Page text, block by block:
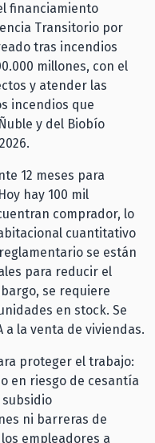
financiamiento
Transitorio por
tras incendios
millones, con el
y atender las
incendios que
y del Biobío
12 meses para
hay 100 mil
comprador, lo
cuantitativo
se están
para reducir el
se requiere
en stock. Se
a la venta de viviendas.
proteger el trabajo:
en riesgo de cesantía
ni barreras de
empleadores a